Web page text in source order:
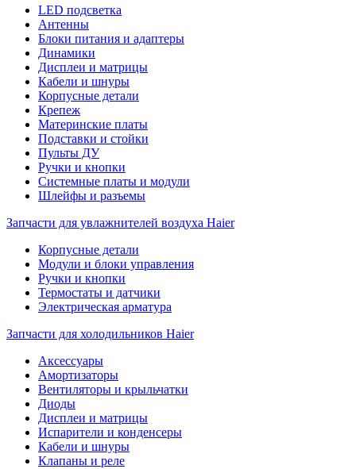
LED подсветка
Антенны
Блоки питания и адаптеры
Динамики
Дисплеи и матрицы
Кабели и шнуры
Корпусные детали
Крепеж
Материнские платы
Подставки и стойки
Пульты ДУ
Ручки и кнопки
Системные платы и модули
Шлейфы и разъемы
Запчасти для увлажнителей воздуха Haier
Корпусные детали
Модули и блоки управления
Ручки и кнопки
Термостаты и датчики
Электрическая арматура
Запчасти для холодильников Haier
Аксессуары
Амортизаторы
Вентиляторы и крыльчатки
Диоды
Дисплеи и матрицы
Испарители и конденсеры
Кабели и шнуры
Клапаны и реле